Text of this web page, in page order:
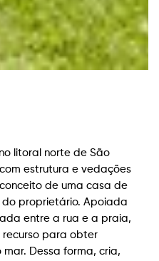
litoral norte de São
estrutura e vedações
de uma casa de
proprietário. Apoiada
entre a rua e a praia,
recurso para obter
Dessa forma, cria,